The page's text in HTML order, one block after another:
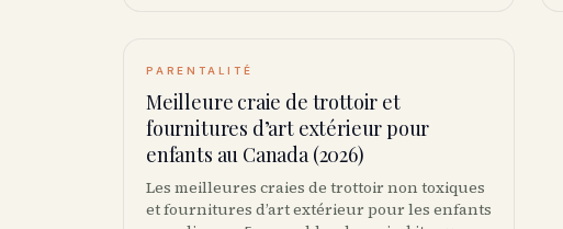
PARENTALITÉ
Meilleure craie de trottoir et
fournitures d’art extérieur pour
enfants au Canada (2026)
Les meilleures craies de trottoir non toxiques
et fournitures d’art extérieur pour les enfants